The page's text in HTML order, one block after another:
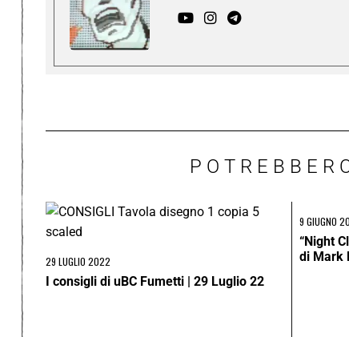
29 LUGLIO 2022
I consigli di uBC Fumetti | 29 Luglio 22
9 GIUGNO
“Night
di Mark